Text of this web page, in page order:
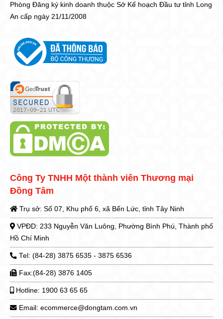
Phòng Đăng ký kinh doanh thuộc Sở Kế hoạch Đầu tư tỉnh Long
An cấp ngày 21/11/2008
Công Ty TNHH Một thành viên Thương mại
Đồng Tâm
Trụ sở: Số 07, Khu phố 6, xã Bến Lức, tỉnh Tây Ninh
VPĐD: 233 Nguyễn Văn Luông, Phường Bình Phú, Thành phố
Hồ Chí Minh
Tel: (84-28) 3875 6535 - 3875 6536
Fax:(84-28) 3876 1405
Hotline: 1900 63 65 65
Email: ecommerce@dongtam.com.vn